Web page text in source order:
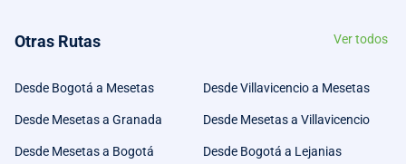
Otras Rutas Ver todos
Desde Bogotá a Mesetas Desde Villavicencio a Mesetas
Desde Mesetas a Granada Desde Mesetas a Villavicencio
Desde Mesetas a Bogotá Desde Bogotá a Lejanias